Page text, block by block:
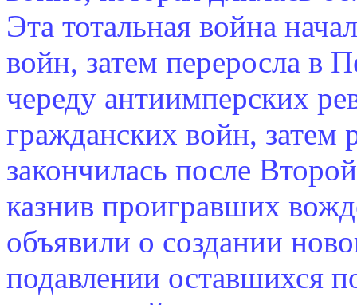
Эта тотальная война
войн, затем переросла
череду антиимперских
гражданских войн, затем
закончилась после
казнив проигравших
объявили о создании
подавлении оставшихся